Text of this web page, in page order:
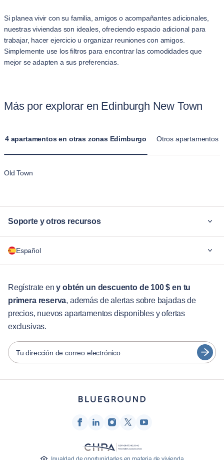
Si planea vivir con su familia, amigos o acompañantes adicionales,
nuestras viviendas son ideales, ofreciendo espacio adicional para
trabajar, hacer ejercicio u organizar reuniones con amigos.
Simplemente use los filtros para encontrar las comodidades que
mejor se adapten a sus preferencias.
Más por explorar en Edinburgh New Town
4 apartamentos en otras zonas Edimburgo Otros apartamentos
Old Town
Soporte y otros recursos
Para las empresas
Servicios para huéspedes
Guías de ciudades
Socios
Operadores de alquiler amueblado
Propietarios
Socios de franquicia
Quiénes somos
Español
English
Português
Español
Français
Türkçe
Regístrate eny obtén un descuento de 100 $ en tu
primera reserva, además de alertas sobre bajadas de
precios, nuevos apartamentos disponibles y ofertas
exclusivas.
Tu dirección de correo electrónico